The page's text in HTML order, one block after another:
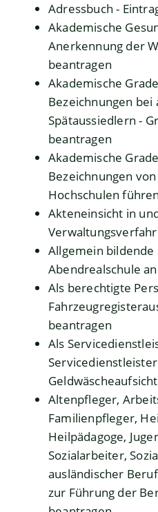
Adressbuch -
Akademische
Anerkennung der
beantragen
Akademische
Bezeichnungen
Spätaussiedlern -
beantragen
Akademische
Bezeichnungen
Hochschulen führen
Akteneinsicht in
Allgemein bildende
Abendrealschule
Als berechtigte
beantragen
Als
Altenpfleger,
Familienpfleger,
Heilpädagoge,
Sozialarbeiter,
ausländischer
zur Führung der